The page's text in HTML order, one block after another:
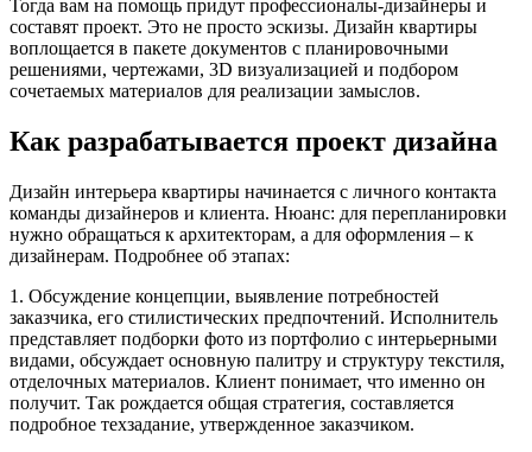
Тогда вам на помощь придут профессионалы-дизайнеры и
составят проект. Это не просто эскизы. Дизайн квартиры
воплощается в пакете документов с планировочными
решениями, чертежами, 3D визуализацией и подбором
сочетаемых материалов для реализации замыслов.
Как разрабатывается проект дизайна
Дизайн интерьера квартиры начинается с личного контакта
команды дизайнеров и клиента. Нюанс: для перепланировки
нужно обращаться к архитекторам, а для оформления – к
дизайнерам. Подробнее об этапах:
1. Обсуждение концепции, выявление потребностей
заказчика, его стилистических предпочтений. Исполнитель
представляет подборки фото из портфолио с интерьерными
видами, обсуждает основную палитру и структуру текстиля,
отделочных материалов. Клиент понимает, что именно он
получит. Так рождается общая стратегия, составляется
подробное техзадание, утвержденное заказчиком.